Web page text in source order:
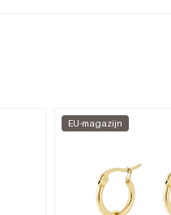
EU-magazijn